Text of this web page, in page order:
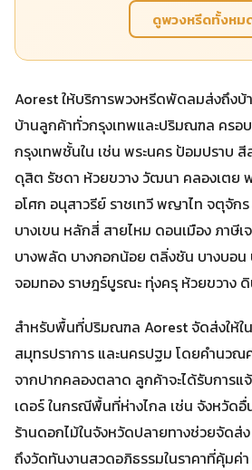
ดูพวงหรีดทั้งหม
Aorest ให้บริการพวงหรีดพัดลมส่งถึงบ้
บ้านลูกค้าทั่วกรุงเทพและปริมณฑล คร
กรุงเทพชั้นใน เช่น พระนคร ป้อมปราบ
ดุสิต รัชดา ห้วยขวาง วัฒนา คลองเตย
อโศก อนุสาวรีย์ ราชเทวี พญาไท จตุจัก
บางเขน หลักสี่ สายไหม ดอนเมือง ภาษี
บางพลัด บางกอกน้อย ตลิ่งชัน บางบอน
จอมทอง ราษฎร์บูรณะ ทุ่งครุ ห้วยขวาง
สำหรับพื้นที่ปริมณฑล Aorest จัดส่งให้ใ
สมุทรปราการ และนครปฐม โดยคำนวณ
จากปากคลองตลาด ลูกค้าจะได้รับการ
เดอร์ ในกรณีพื้นที่ห่างไกล เช่น จังหวัด
ร้านดอกไม้ในจังหวัดปลายทางช่วยจัด
ถึงวัดทันงานสวดอภิธรรมในราคาที่คุ้มค่